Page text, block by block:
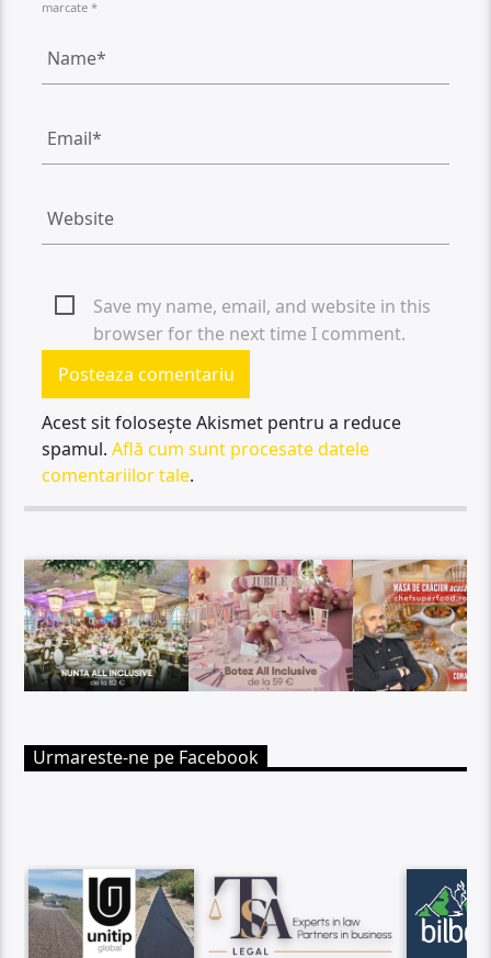
marcate *
Save my name, email, and website in this
browser for the next time I comment.
Acest sit folosește Akismet pentru a reduce
spamul.Află cum sunt procesate datele
comentariilor tale.
Urmareste-ne pe Facebook